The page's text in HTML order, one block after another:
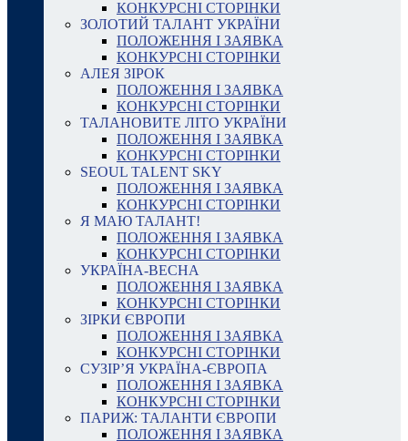
КОНКУРСНІ СТОРІНКИ
ЗОЛОТИЙ ТАЛАНТ УКРАЇНИ
ПОЛОЖЕННЯ І ЗАЯВКА
КОНКУРСНІ СТОРІНКИ
АЛЕЯ ЗІРОК
ПОЛОЖЕННЯ І ЗАЯВКА
КОНКУРСНІ СТОРІНКИ
ТАЛАНОВИТЕ ЛІТО УКРАЇНИ
ПОЛОЖЕННЯ І ЗАЯВКА
КОНКУРСНІ СТОРІНКИ
SEOUL TALENT SKY
ПОЛОЖЕННЯ І ЗАЯВКА
КОНКУРСНІ СТОРІНКИ
Я МАЮ ТАЛАНТ!
ПОЛОЖЕННЯ І ЗАЯВКА
КОНКУРСНІ СТОРІНКИ
УКРАЇНА-ВЕСНА
ПОЛОЖЕННЯ І ЗАЯВКА
КОНКУРСНІ СТОРІНКИ
ЗІРКИ ЄВРОПИ
ПОЛОЖЕННЯ І ЗАЯВКА
КОНКУРСНІ СТОРІНКИ
СУЗІР’Я УКРАЇНА-ЄВРОПА
ПОЛОЖЕННЯ І ЗАЯВКА
КОНКУРСНІ СТОРІНКИ
ПАРИЖ: ТАЛАНТИ ЄВРОПИ
ПОЛОЖЕННЯ І ЗАЯВКА